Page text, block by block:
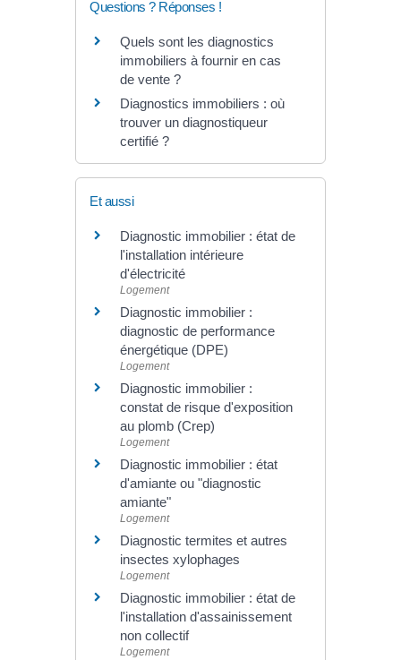
Questions ? Réponses !
Quels sont les diagnostics
immobiliers à fournir en cas
de vente ?
Diagnostics immobiliers : où
trouver un diagnostiqueur
certifié ?
Et aussi
Diagnostic immobilier : état de
l'installation intérieure
d'électricité
Logement
Diagnostic immobilier :
diagnostic de performance
énergétique (DPE)
Logement
Diagnostic immobilier :
constat de risque d'exposition
au plomb (Crep)
Logement
Diagnostic immobilier : état
d'amiante ou "diagnostic
amiante"
Logement
Diagnostic termites et autres
insectes xylophages
Logement
Diagnostic immobilier : état de
l'installation d'assainissement
non collectif
Logement